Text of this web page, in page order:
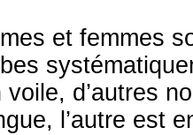
et femmes
d’autres
l’autre est